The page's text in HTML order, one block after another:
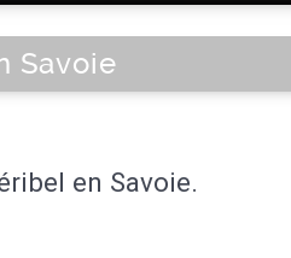
Savoie
en Savoie.